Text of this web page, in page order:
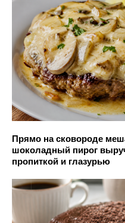
Прямо на сковороде
шоколадный пирог
пропиткой и глазурью